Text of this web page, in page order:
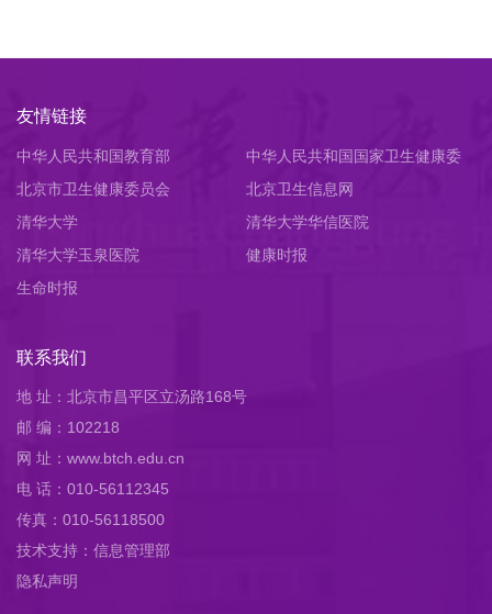
友情链接
中华人民共和国教育部
中华人民共和国国家卫生健康委
员会
北京市卫生健康委员会
北京卫生信息网
清华大学
清华大学华信医院
清华大学玉泉医院
健康时报
生命时报
联系我们
地 址：北京市昌平区立汤路168号
邮 编：102218
网 址：www.btch.edu.cn
电 话：010-56112345
传真：010-56118500
技术支持：信息管理部
隐私声明